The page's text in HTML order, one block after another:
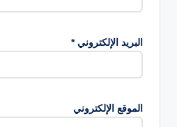
البريد الإلكتروني*
الموقع الإلكتروني